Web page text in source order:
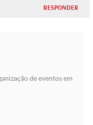
RESPONDER
de eventos em